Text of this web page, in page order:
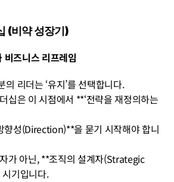
(비약 성장기)
비즈니스 리프레임
리더는 ‘유지’를 선택합니다.
십은 이 시점에서 **‘전략을 재정의하는
향성(Direction)**을 묻기 시작해야 합니
가 아닌, **조직의 설계자(Strategic
기입니다.